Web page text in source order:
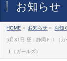
お知らせ
HOME » お知らせ » お知
5月31日 昼：静岡ＦⅠ（ガ
Ⅱ（ガールズ）